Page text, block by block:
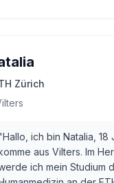
Zürich
Hallo, ich bin Natalia, 18
aus Vilters. Im
ich mein Studium